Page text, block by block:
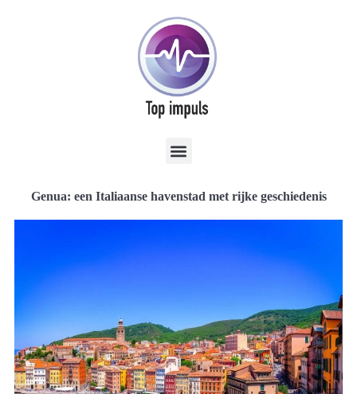
Genua: een Italiaanse havenstad met rijke geschiedenis